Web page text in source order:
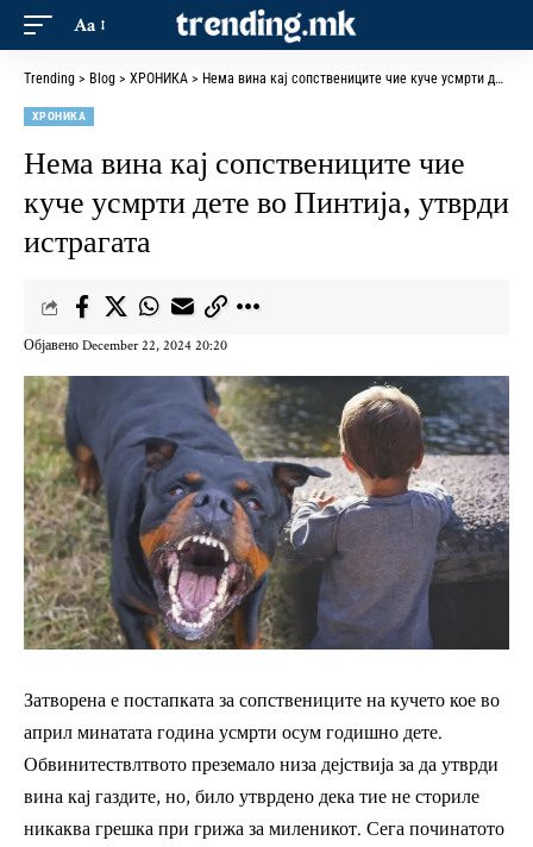
Aa
Trending > Blog > ХРОНИКА > Нема вина кај сопствениците чие куче усмрти дете во Пинтија, утврди истрагата
ХРОНИКА
Нема вина кај сопствениците чие
куче усмрти дете во Пинтија, утврди
истрагата
Објавено December 22, 2024 20:20
Затворена е постапката за сопствениците на кучето кое во
април минатата година усмрти осум годишно дете.
Обвинитествлтвото преземало низа дејствија за да утврди
вина кај газдите, но, било утврдено дека тие не сториле
никаква грешка при грижа за миленикот. Сега починатото